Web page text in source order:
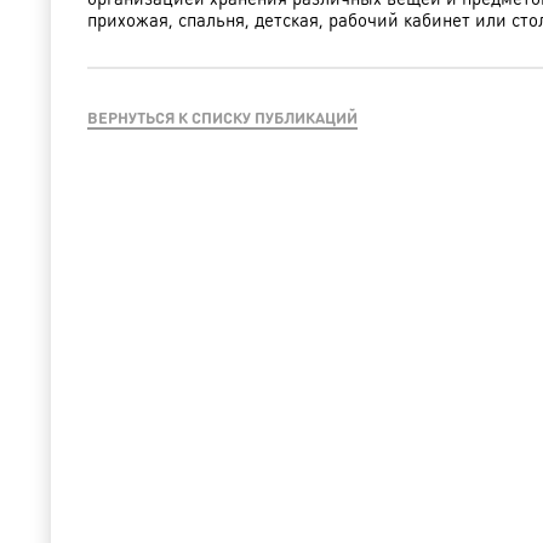
прихожая, спальня, детская, рабочий кабинет или
ВЕРНУТЬСЯ К СПИСКУ ПУБЛИКАЦИЙ